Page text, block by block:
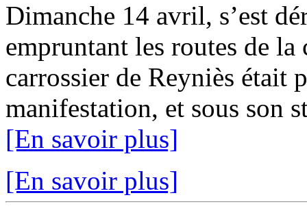
Dimanche 14 avril, s’est
empruntant les routes de
carrossier de Reyniès était
manifestation, et sous son
[En savoir plus]
[En savoir plus]